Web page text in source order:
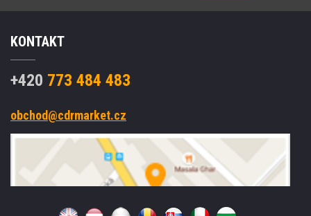
KONTAKT
+420 773 484 483
obchod@cdrmarket.cz